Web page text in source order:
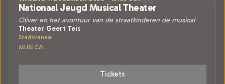
Nationaal Jeugd Musical Theater
Oliver en het avontuur van de straatkinderen de musical
Theater Geert Teis
Stadskanaal
MUSICAL
Tickets